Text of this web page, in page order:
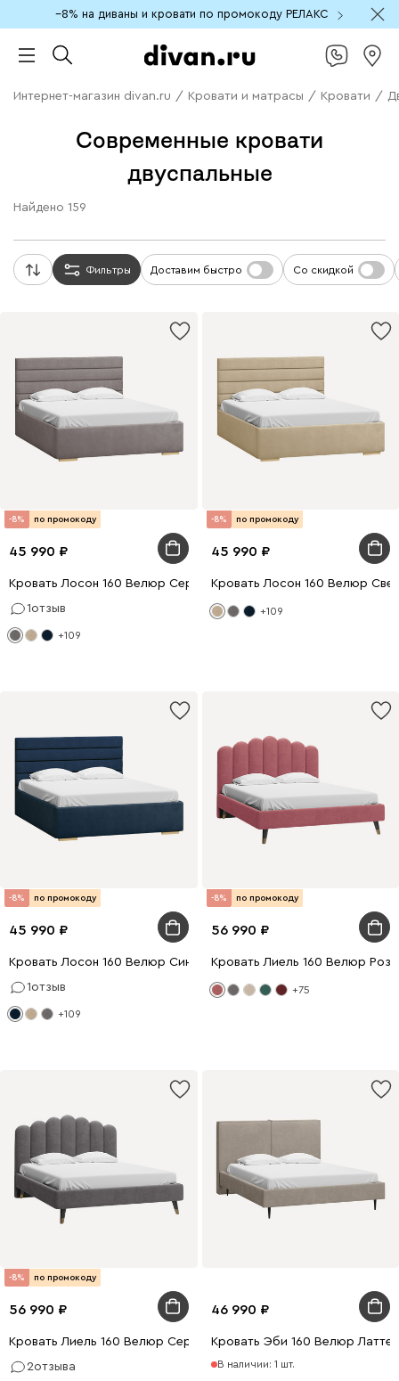
−8% на диваны и кровати по промокоду РЕЛАКС
Интернет-магазин divan.ru / Кровати и матрасы / Кровати /
Современные кровати
двуспальные
Найдено 159
Фильтры Доставим быстро Со скидкой
-8% по промокоду
45 990
Кровать Лосон 160 Велюр Серый
1отзыв
+109
-8% по промокоду
45 990
Кровать Лосон 160 Велюр
+109
-8% по промокоду
45 990
Кровать Лосон 160 Велюр Синий
1отзыв
+109
-8% по промокоду
56 990
Кровать Лиель 160 Велюр
+75
-8% по промокоду
56 990
Кровать Лиель 160 Велюр Серый
2отзыва
46 990
Кровать Эби 160 Велюр Латте
В наличии: 1 шт.